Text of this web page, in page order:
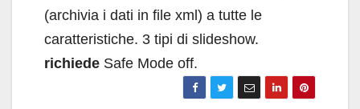
(archivia i dati in file xml) a tutte le
caratteristiche. 3 tipi di slideshow.
richiede Safe Mode off.